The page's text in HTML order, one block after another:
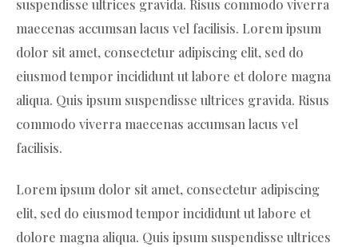
suspendisse ultrices gravida. Risus commodo viverra
maecenas accumsan lacus vel facilisis. Lorem ipsum
dolor sit amet, consectetur adipiscing elit, sed do
eiusmod tempor incididunt ut labore et dolore magna
aliqua. Quis ipsum suspendisse ultrices gravida. Risus
commodo viverra maecenas accumsan lacus vel
facilisis.
Lorem ipsum dolor sit amet, consectetur adipiscing
elit, sed do eiusmod tempor incididunt ut labore et
dolore magna aliqua. Quis ipsum suspendisse ultrices